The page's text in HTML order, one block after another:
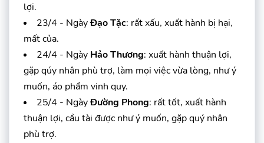
lợi.
23/4 - NgàyĐạo Tặc: rất xấu, xuất hành bị hại,
mất của.
24/4 - Ngày Hảo Thương: xuất hành thuận lợi,
gặp qúy nhân phù trợ, làm mọi việc vừa lòng, như ý
muốn, áo phẩm vinh quy.
25/4 - NgàyĐường Phong: rất tốt, xuất hành
thuận lợi, cầu tài được như ý muốn, gặp quý nhân
phù trợ.